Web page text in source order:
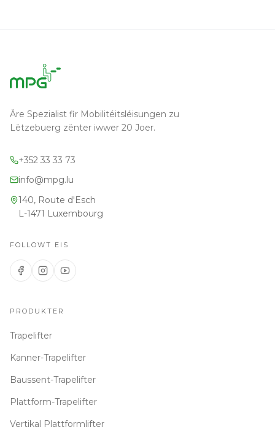
Äre Spezialist fir Mobilitéitsléisungen zu
Lëtzebuerg zënter iwwer 20 Joer.
+352 33 33 73
info@mpg.lu
140, Route d'Esch
L-1471 Luxembourg
FOLLOWT EIS
PRODUKTER
Trapelifter
Kanner-Trapelifter
Baussent-Trapelifter
Plattform-Trapelifter
Vertikal Plattformlifter